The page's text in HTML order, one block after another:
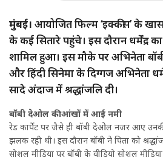
मुंबई। आयोजित फिल्म ‘इक्कीस’ के खास
के कई सितारे पहुंचे। इस दौरान धर्मेंद्र का
शामिल हुआ। इस मौके पर अभिनेता
और हिंदी सिनेमा के दिग्गज अभिनेता
सादे अंदाज में श्रद्धांजलि दी।
बॉबी देओल की आंखों में आई नमी
रेड कार्पेट पर जैसे ही बॉबी देओल नजर आए
झलक रही थी। इस दौरान बॉबी ने पिता को
सोशल मीडिया पर बॉबी के वीडियो सोशल